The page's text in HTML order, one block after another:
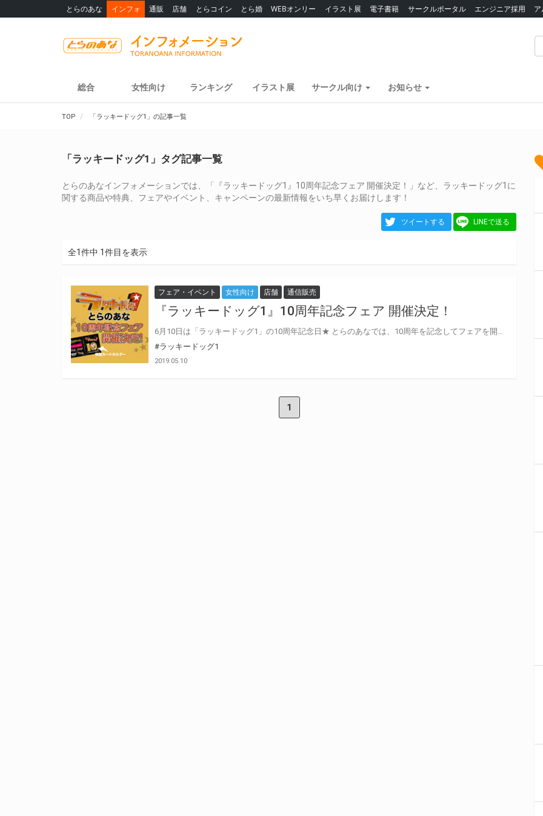
とらのあな インフォ 通販 店舗 とらコイン とら婚 WEBオンリー イラスト展 電子書籍 サークルポータル エンジニア採用
総合 女性向け ランキング イラスト展 サークル向け お知らせ
TOP 「ラッキードッグ1」の記事一覧
「ラッキードッグ1」タグ記事一覧
とらのあなインフォメーションでは、「『ラッキードッグ1』10周年記念フェア 開催決定！」など、ラッキードッグ1に
関する商品や特典、フェアやイベント、キャンペーンの最新情報をいち早くお届けします！
ツイートする LINEで送る
全1件中 1件目を表示
フェア・イベント 女性向け 店舗 通信販売
『ラッキードッグ1』10周年記念フェア 開催決定！
#ラッキードッグ1
2019.05.10
1